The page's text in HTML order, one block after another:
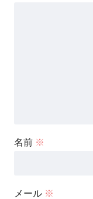
名前 ※
メール ※